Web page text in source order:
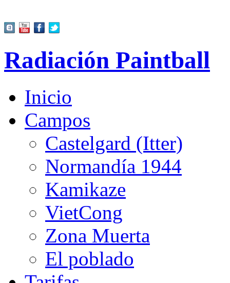
Radiación Paintball
Inicio
Campos
Castelgard (Itter)
Normandía 1944
Kamikaze
VietCong
Zona Muerta
El poblado